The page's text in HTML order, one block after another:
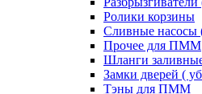
Ролики корзины
Сливные
Прочее для ПММ
Шланги
Замки дверей (
Тэны для ПММ